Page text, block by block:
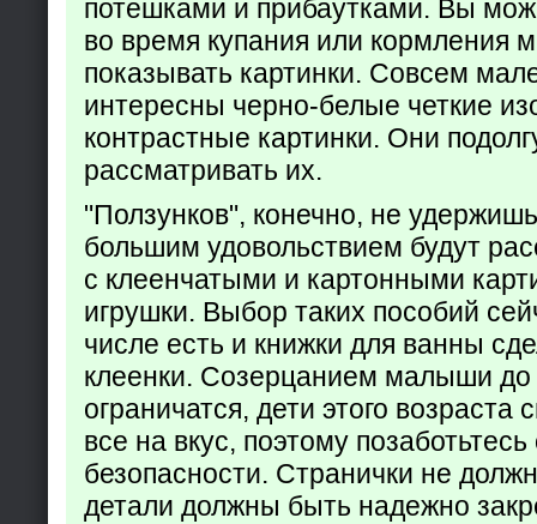
потешками и прибаутками. Вы
во время купания или кормления
показывать картинки. Совсем
интересны черно-белые четкие
контрастные картинки. Они
рассматривать их.
"Ползунков", конечно, не
большим удовольствием будут
с клеенчатыми и картонными
игрушки. Выбор таких пособий
числе есть и книжки для ванны
клеенки. Созерцанием малыши до
ограничатся, дети этого возраста
все на вкус, поэтому позаботьтесь
безопасности. Странички не
детали должны быть надежно